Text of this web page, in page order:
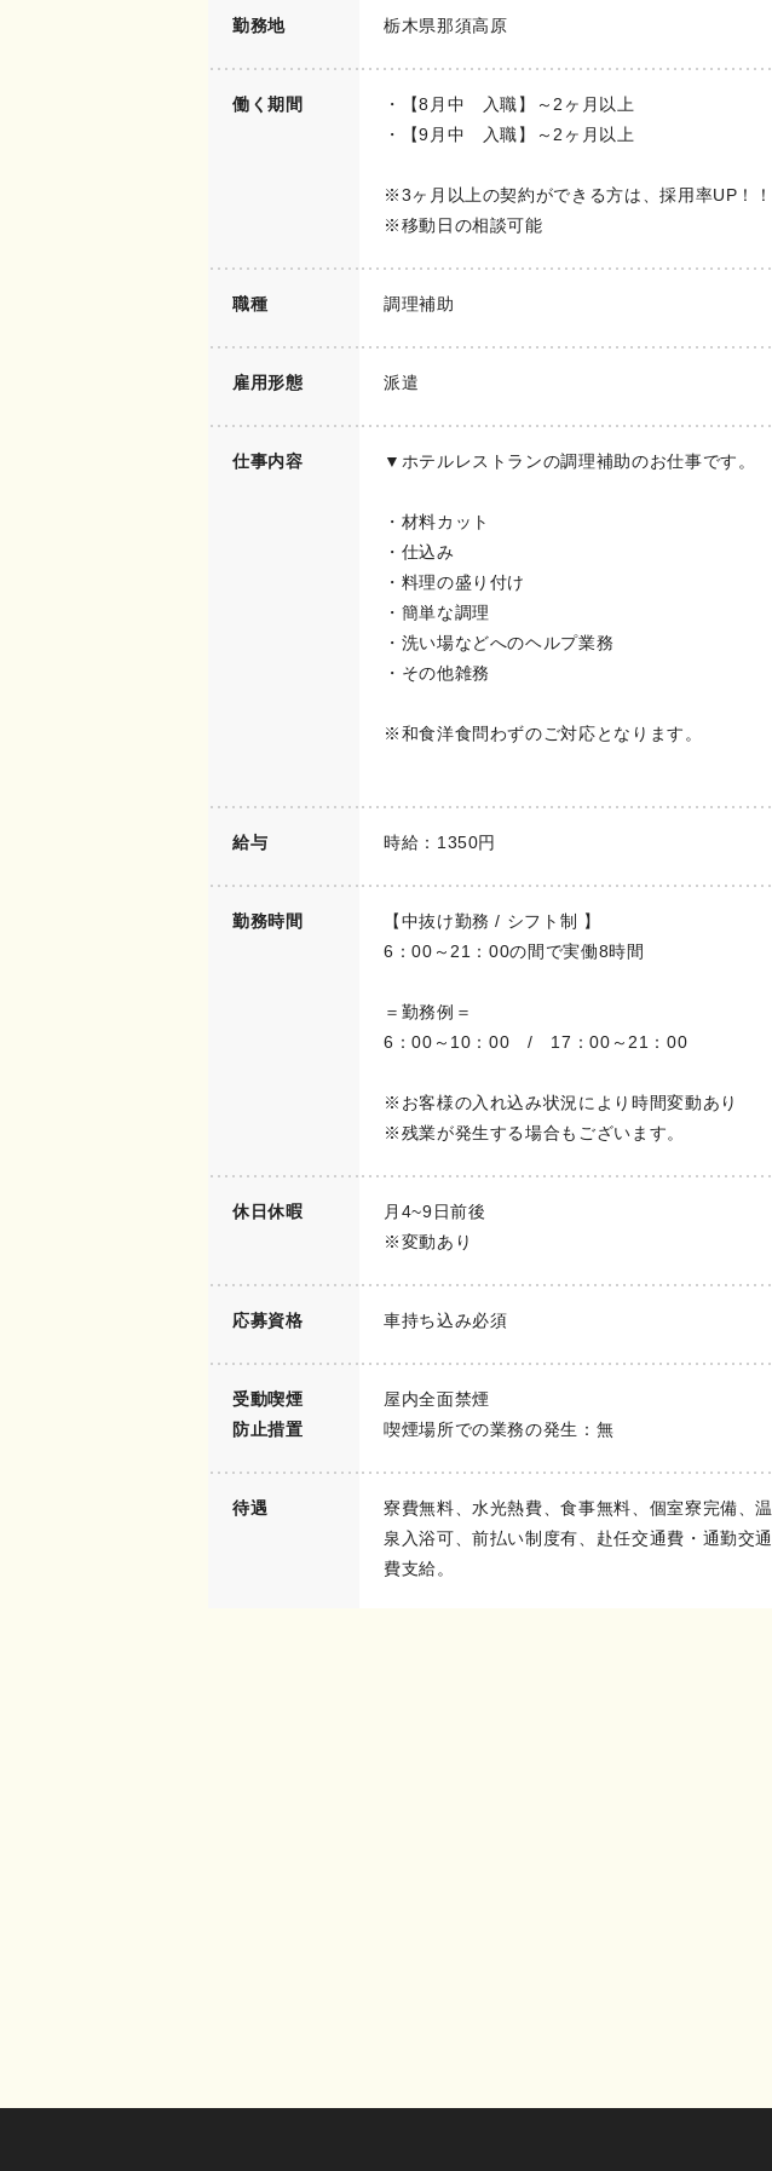
勤務地 栃木県那須高原
働く期間
・【8月中 入職】～2ヶ月以上
・【9月中 入職】～2ヶ月以上
※3ヶ月以上の契約ができる方は、採用率UP！！
※移動日の相談可能
職種 調理補助
雇用形態 派遣
仕事内容 ▼ホテルレストランの調理補助のお仕事です。
・材料カット
・仕込み
・料理の盛り付け
・簡単な調理
・洗い場などへのヘルプ業務
・その他雑務
※和食洋食問わずのご対応となります。
給与 時給：1350円
勤務時間
【中抜け勤務 / シフト制 】
6：00～21：00の間で実働8時間
＝勤務例＝
6：00～10：00 / 17：00～21：00
※お客様の入れ込み状況により時間変動あり
※残業が発生する場合もございます。
休日休暇
月4~9日前後
※変動あり
応募資格 車持ち込み必須
受動喫煙
防止措置
屋内全面禁煙
喫煙場所での業務の発生：無
待遇
寮費無料、水光熱費、食事無料、個室寮完備、温
泉入浴可、前払い制度有、赴任交通費・通勤交通
費支給。